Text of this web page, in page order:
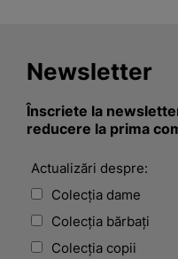
Newsletter
Înscriete la
reducere la prima
Actualizări despre:
Colecția dame
Colecția bărbați
Colecția copii